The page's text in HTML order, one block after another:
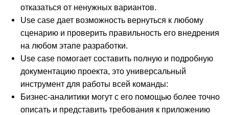
отказаться от ненужных вариантов.
Use case дает возможность вернуться к любому
сценарию и проверить правильность его внедрения
на любом этапе разработки.
Use case помогает составить полную и подробную
документацию проекта, это универсальный
инструмент для работы всей команды:
Бизнес-аналитики могут с его помощью более точно
описать и представить требования к приложению